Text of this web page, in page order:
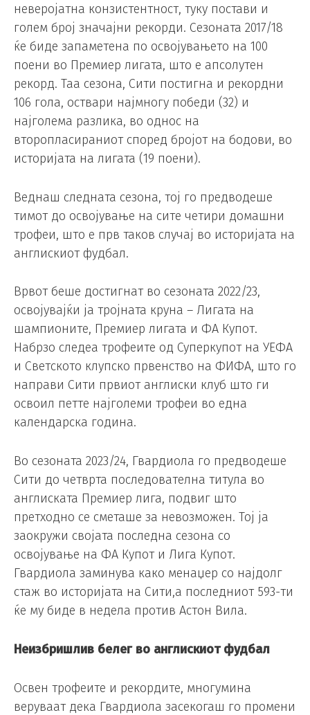
неверојатна конзистентност, туку постави и
голем број значајни рекорди. Сезоната 2017/18
ќе биде запаметена по освојувањето на 100
поени во Премиер лигата, што е апсолутен
рекорд. Таа сезона, Сити постигна и рекордни
106 гола, оствари најмногу победи (32) и
најголема разлика, во однос на
второпласираниот според бројот на бодови, во
историјата на лигата (19 поени).
Веднаш следната сезона, тој го предводеше
тимот до освојување на сите четири домашни
трофеи, што е прв таков случај во историјата на
англискиот фудбал.
Врвот беше достигнат во сезоната 2022/23,
освојувајќи ја тројната круна – Лигата на
шампионите, Премиер лигата и ФА Купот.
Набрзо следеа трофеите од Суперкупот на УЕФА
и Светското клупско првенство на ФИФА, што го
направи Сити првиот англиски клуб што ги
освоил петте најголеми трофеи во една
календарска година.
Во сезоната 2023/24, Гвардиола го предводеше
Сити до четврта последователна титула во
англиската Премиер лига, подвиг што
претходно се сметаше за невозможен. Тој ја
заокружи својата последна сезона со
освојување на ФА Купот и Лига Купот.
Гвардиола заминува како менаџер со најдолг
стаж во историјата на Сити,а последниот 593-ти
ќе му биде в недела против Астон Вила.
Неизбришлив белег во англискиот фудбал
Освен трофеите и рекордите, многумина
веруваат дека Гвардиола засекогаш го промени